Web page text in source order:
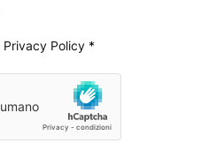
Privacy Policy *